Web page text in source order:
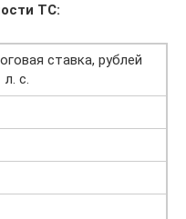
ТС:
ставка, рублей
л. с.